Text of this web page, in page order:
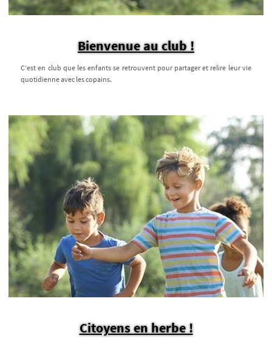
Bienvenue au club !
C’est en club que les enfants se retrouvent pour partager et relire leur vie
quotidienne avec les copains.
Citoyens en herbe !